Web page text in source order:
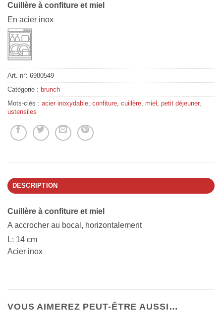
Cuillère à confiture et miel
En acier inox
Art. n°: 6980549
Catégorie : brunch
Mots-clés : acier inoxydable confiture cuillère miel petit déjeuner,
ustensiles
DESCRIPTION
Cuillère à confiture et miel
A accrocher au bocal, horizontalement
L: 14 cm
Acier inox
VOUS AIMEREZ PEUT-ÊTRE AUSSI…